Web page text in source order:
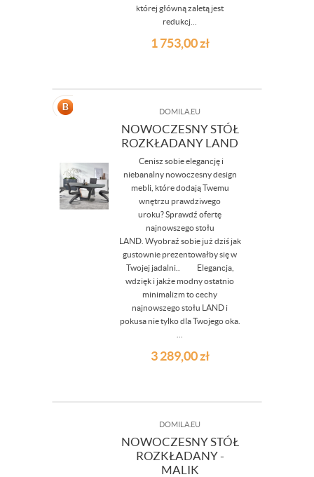
której główną zaletą jest
redukcj...
1 753,00zł
DOMILA.EU
NOWOCZESNY STÓŁ
ROZKŁADANY LAND
Cenisz sobie elegancję i
niebanalny nowoczesny design
mebli, które dodają Twemu
wnętrzu prawdziwego
uroku? Sprawdź ofertę
najnowszego stołu
LAND. Wyobraź sobie już dziś jak
gustownie prezentowałby się w
Twojej jadalni.. Elegancja,
wdzięk i jakże modny ostatnio
minimalizm to cechy
najnowszego stołu LAND i
pokusa nie tylko dla Twojego oka.
3 289,00zł
DOMILA.EU
NOWOCZESNY STÓŁ
ROZKŁADANY -
MALIK